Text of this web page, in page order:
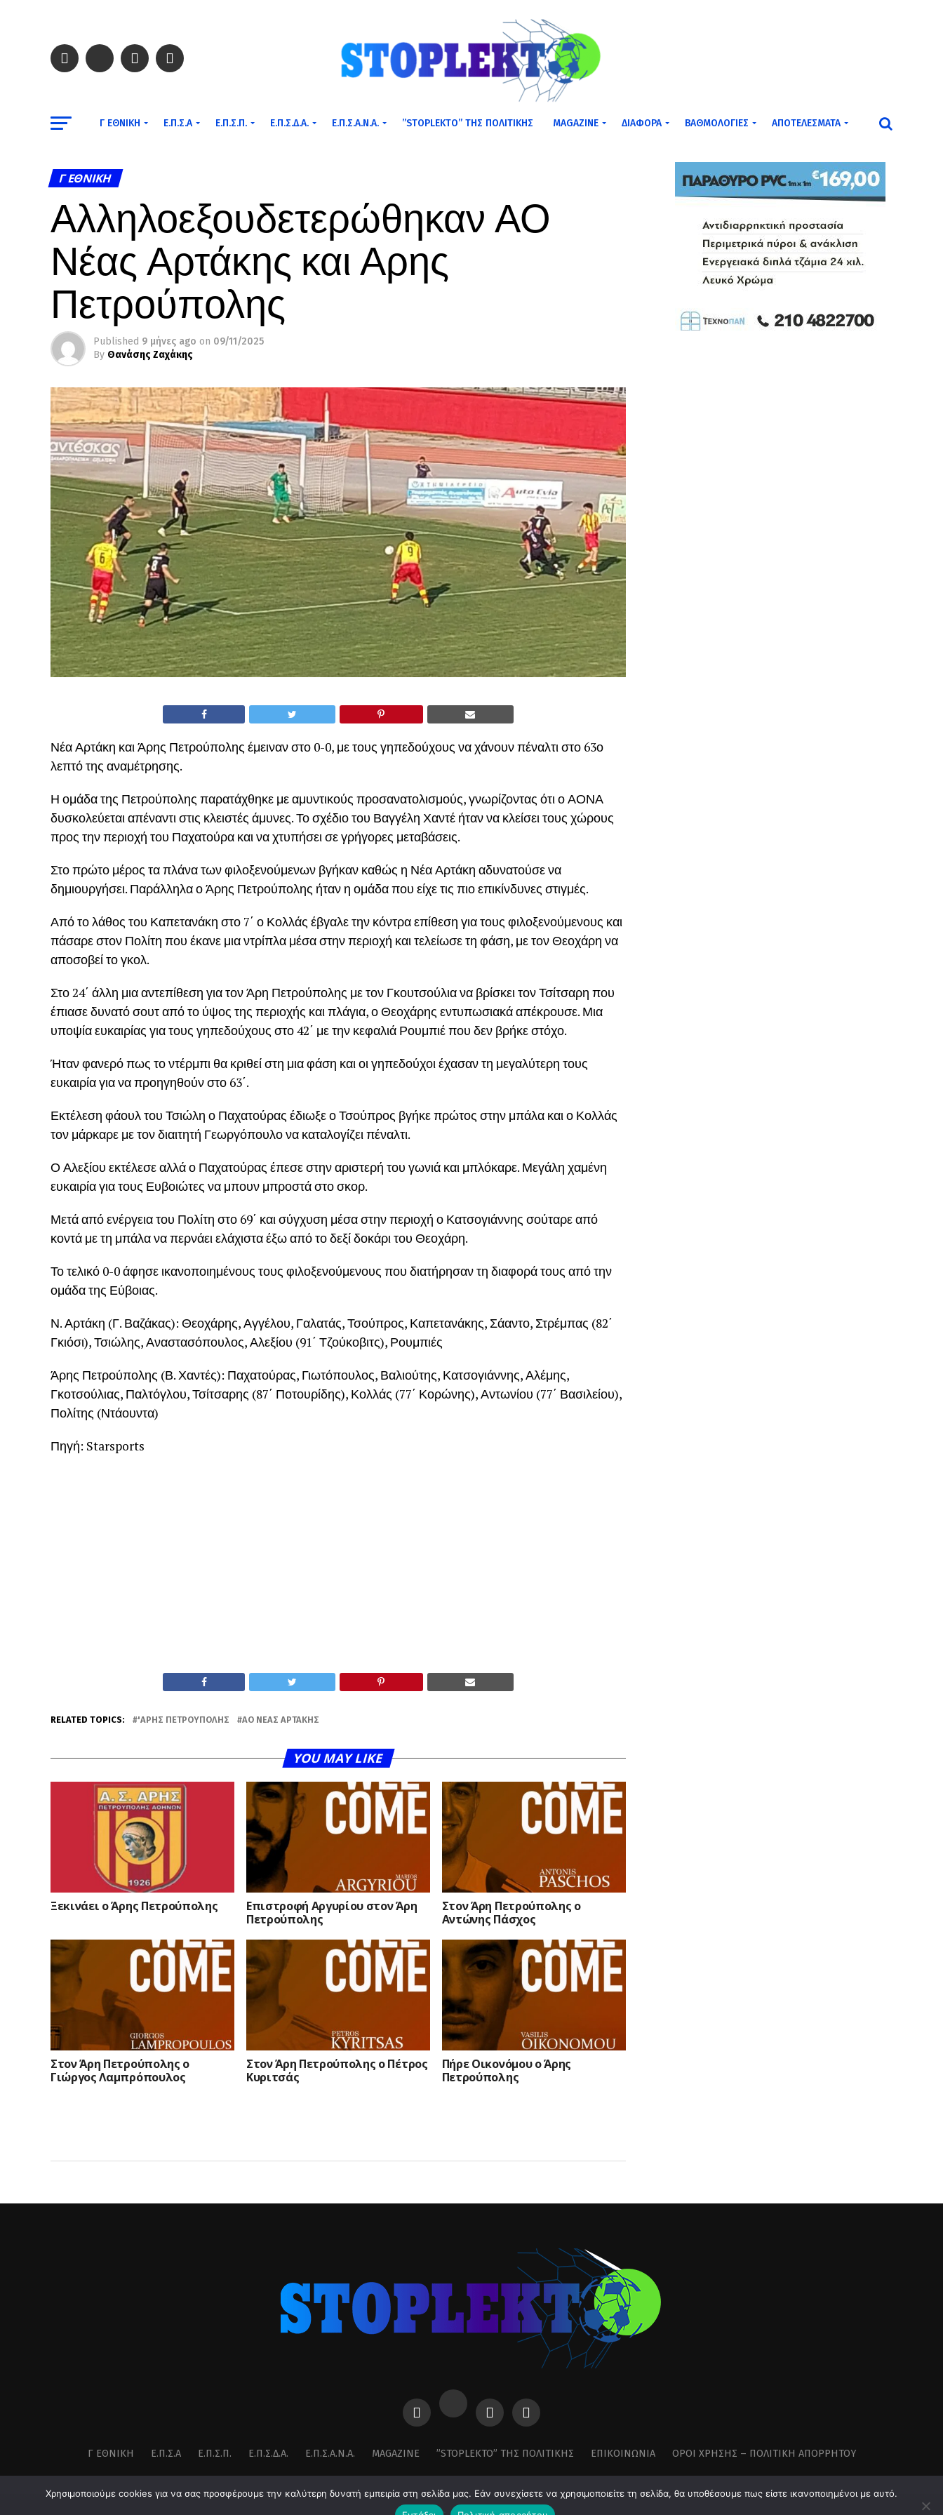
Γ ΕΘΝΙΚΉ Ε.Π.Σ.Α Ε.Π.Σ.Π. Ε.Π.Σ.Δ.Α. Ε.Π.Σ.Α.Ν.Α. ”STOPLEKTO” ΤΗΣ ΠΟΛΙΤΙΚΗΣ MAGAZINE ΔΙΆΦΟΡΑ ΒΑΘΜΟΛΟΓΊΕΣ ΑΠΟΤΕΛΈΣΜΑΤΑ
Γ ΕΘΝΙΚΉ
Αλληλοεξουδετερώθηκαν ΑΟ
Νέας Αρτάκης και Αρης
Πετρούπολης
Published 9 μήνες ago on 09/11/2025
By Θανάσης Ζαχάκης
Νέα Αρτάκη και Άρης Πετρούπολης έμειναν στο 0-0, με τους γηπεδούχους να χάνουν πέναλτι στο 63ο
λεπτό της αναμέτρησης.
Η ομάδα της Πετρούπολης παρατάχθηκε με αμυντικούς προσανατολισμούς, γνωρίζοντας ότι ο ΑΟΝΑ
δυσκολεύεται απέναντι στις κλειστές άμυνες. Το σχέδιο του Βαγγέλη Χαντέ ήταν να κλείσει τους χώρους
προς την περιοχή του Παχατούρα και να χτυπήσει σε γρήγορες μεταβάσεις.
Στο πρώτο μέρος τα πλάνα των φιλοξενούμενων βγήκαν καθώς η Νέα Αρτάκη αδυνατούσε να
δημιουργήσει. Παράλληλα ο Άρης Πετρούπολης ήταν η ομάδα που είχε τις πιο επικίνδυνες στιγμές.
Από το λάθος του Καπετανάκη στο 7΄ ο Κολλάς έβγαλε την κόντρα επίθεση για τους φιλοξενούμενους και
πάσαρε στον Πολίτη που έκανε μια ντρίπλα μέσα στην περιοχή και τελείωσε τη φάση, με τον Θεοχάρη να
αποσοβεί το γκολ.
Στο 24΄ άλλη μια αντεπίθεση για τον Άρη Πετρούπολης με τον Γκουτσούλια να βρίσκει τον Τσίτσαρη που
έπιασε δυνατό σουτ από το ύψος της περιοχής και πλάγια, ο Θεοχάρης εντυπωσιακά απέκρουσε. Μια
υποψία ευκαιρίας για τους γηπεδούχους στο 42΄ με την κεφαλιά Ρουμπιέ που δεν βρήκε στόχο.
Ήταν φανερό πως το ντέρμπι θα κριθεί στη μια φάση και οι γηπεδούχοι έχασαν τη μεγαλύτερη τους
ευκαιρία για να προηγηθούν στο 63΄.
Εκτέλεση φάουλ του Τσιώλη ο Παχατούρας έδιωξε ο Τσούπρος βγήκε πρώτος στην μπάλα και ο Κολλάς
τον μάρκαρε με τον διαιτητή Γεωργόπουλο να καταλογίζει πέναλτι.
Ο Αλεξίου εκτέλεσε αλλά ο Παχατούρας έπεσε στην αριστερή του γωνιά και μπλόκαρε. Μεγάλη χαμένη
ευκαιρία για τους Ευβοιώτες να μπουν μπροστά στο σκορ.
Μετά από ενέργεια του Πολίτη στο 69΄ και σύγχυση μέσα στην περιοχή ο Κατσογιάννης σούταρε από
κοντά με τη μπάλα να περνάει ελάχιστα έξω από το δεξί δοκάρι του Θεοχάρη.
Το τελικό 0-0 άφησε ικανοποιημένους τους φιλοξενούμενους που διατήρησαν τη διαφορά τους από την
ομάδα της Εύβοιας.
Ν. Αρτάκη (Γ. Βαζάκας): Θεοχάρης, Αγγέλου, Γαλατάς, Τσούπρος, Καπετανάκης, Σάαντο, Στρέμπας (82΄
Γκιόσι), Τσιώλης, Αναστασόπουλος, Αλεξίου (91΄ Τζούκοβιτς), Ρουμπιές
Άρης Πετρούπολης (Β. Χαντές): Παχατούρας, Γιωτόπουλος, Βαλιούτης, Κατσογιάννης, Αλέμης,
Γκοτσούλιας, Παλτόγλου, Τσίτσαρης (87΄ Ποτουρίδης), Κολλάς (77΄ Κορώνης), Αντωνίου (77΄ Βασιλείου),
Πολίτης (Ντάουντα)
Πηγή: Starsports
RELATED TOPICS: 'ΑΡΗΣ ΠΕΤΡΟΎΠΟΛΗΣ ΑΟ ΝΈΑΣ ΑΡΤΆΚΗΣ
YOU MAY LIKE
Ξεκινάει ο Άρης Πετρούπολης
Επιστροφή Αργυρίου στον Άρη
Πετρούπολης
Στον Άρη Πετρούπολης ο
Αντώνης Πάσχος
Στον Άρη Πετρούπολης ο
Γιώργος Λαμπρόπουλος
Στον Άρη Πετρούπολης ο Πέτρος
Κυριτσάς
Πήρε Οικονόμου ο Άρης
Πετρούπολης
Γ ΕΘΝΙΚΉ Ε.Π.Σ.Α Ε.Π.Σ.Π. Ε.Π.Σ.Δ.Α. Ε.Π.Σ.Α.Ν.Α. MAGAZINE ”STOPLEKTO” ΤΗΣ ΠΟΛΙΤΙΚΗΣ ΕΠΙΚΟΙΝΩΝΊΑ ΌΡΟΙ ΧΡΉΣΗΣ – ΠΟΛΙΤΙΚΉ ΑΠΟΡΡΉΤΟΥ
Χρησιμοποιούμε cookies για να σας προσφέρουμε την καλύτερη δυνατή εμπειρία στη σελίδα μας. Εάν συνεχίσετε να χρησιμοποιείτε τη σελίδα, θα υποθέσουμε πως είστε ικανοποιημένοι με αυτό.